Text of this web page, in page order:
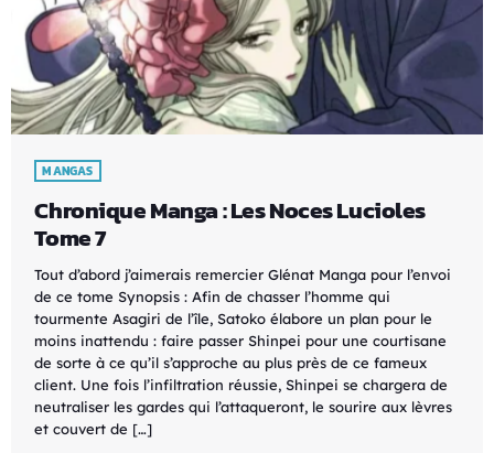
MANGAS
Chronique Manga : Les Noces Lucioles
Tome 7
Tout d’abord j’aimerais remercier Glénat Manga pour l’envoi
de ce tome Synopsis : Afin de chasser l’homme qui
tourmente Asagiri de l’île, Satoko élabore un plan pour le
moins inattendu : faire passer Shinpei pour une courtisane
de sorte à ce qu’il s’approche au plus près de ce fameux
client. Une fois l’infiltration réussie, Shinpei se chargera de
neutraliser les gardes qui l’attaqueront, le sourire aux lèvres
et couvert de […]